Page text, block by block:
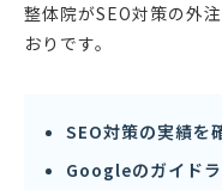
整体院がSEO対策の外
おりです。
SEO対策の実績を
Googleのガイド